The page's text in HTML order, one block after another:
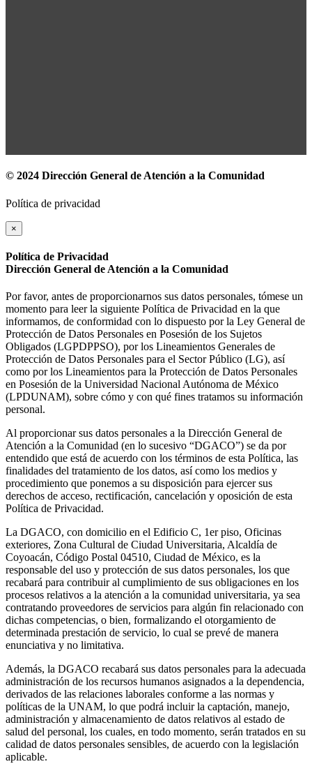
© 2024 Dirección General de Atención a la Comunidad
Política de privacidad
×
Política de Privacidad
Dirección General de Atención a la Comunidad
Por favor, antes de proporcionarnos sus datos personales, tómese un
momento para leer la siguiente Política de Privacidad en la que
informamos, de conformidad con lo dispuesto por la Ley General de
Protección de Datos Personales en Posesión de los Sujetos
Obligados (LGPDPPSO), por los Lineamientos Generales de
Protección de Datos Personales para el Sector Público (LG), así
como por los Lineamientos para la Protección de Datos Personales
en Posesión de la Universidad Nacional Autónoma de México
(LPDUNAM), sobre cómo y con qué fines tratamos su información
personal.
Al proporcionar sus datos personales a la Dirección General de
Atención a la Comunidad (en lo sucesivo “DGACO”) se da por
entendido que está de acuerdo con los términos de esta Política, las
finalidades del tratamiento de los datos, así como los medios y
procedimiento que ponemos a su disposición para ejercer sus
derechos de acceso, rectificación, cancelación y oposición de esta
Política de Privacidad.
La DGACO, con domicilio en el Edificio C, 1er piso, Oficinas
exteriores, Zona Cultural de Ciudad Universitaria, Alcaldía de
Coyoacán, Código Postal 04510, Ciudad de México, es la
responsable del uso y protección de sus datos personales, los que
recabará para contribuir al cumplimiento de sus obligaciones en los
procesos relativos a la atención a la comunidad universitaria, ya sea
contratando proveedores de servicios para algún fin relacionado con
dichas competencias, o bien, formalizando el otorgamiento de
determinada prestación de servicio, lo cual se prevé de manera
enunciativa y no limitativa.
Además, la DGACO recabará sus datos personales para la adecuada
administración de los recursos humanos asignados a la dependencia,
derivados de las relaciones laborales conforme a las normas y
políticas de la UNAM, lo que podrá incluir la captación, manejo,
administración y almacenamiento de datos relativos al estado de
salud del personal, los cuales, en todo momento, serán tratados en su
calidad de datos personales sensibles, de acuerdo con la legislación
aplicable.